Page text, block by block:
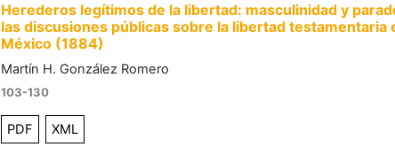
Herederos legítimos de la libertad: masculinidad y
las discusiones públicas sobre la libertad testamentaria
México (1884)
Martín H. González Romero
103-130
PDF XML